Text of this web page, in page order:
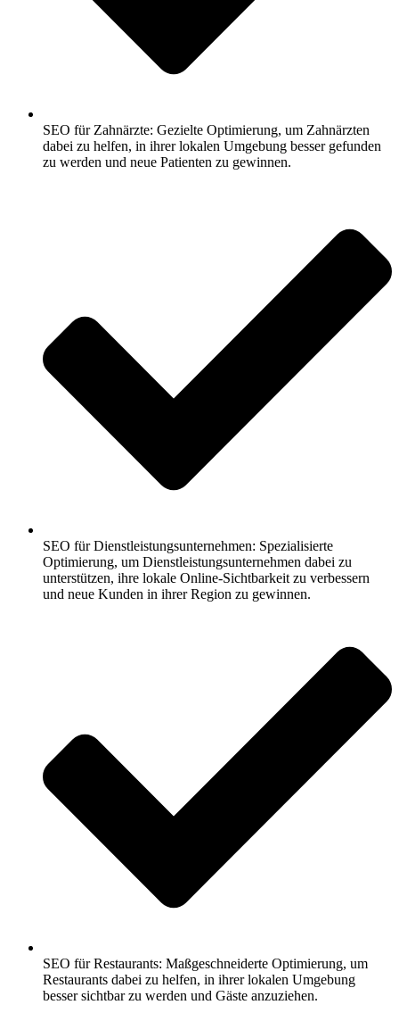
SEO für Zahnärzte: Gezielte Optimierung, um Zahnärzten
dabei zu helfen, in ihrer lokalen Umgebung besser gefunden
zu werden und neue Patienten zu gewinnen.
SEO für Dienstleistungsunternehmen: Spezialisierte
Optimierung, um Dienstleistungsunternehmen dabei zu
unterstützen, ihre lokale Online-Sichtbarkeit zu verbessern
und neue Kunden in ihrer Region zu gewinnen.
SEO für Restaurants: Maßgeschneiderte Optimierung, um
Restaurants dabei zu helfen, in ihrer lokalen Umgebung
besser sichtbar zu werden und Gäste anzuziehen.